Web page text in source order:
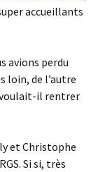
accueillants
avions perdu
loin, de l’autre
voulait-il rentrer
et Christophe
Si si, très